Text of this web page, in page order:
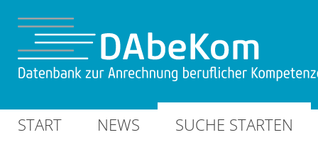
START NEWS SUCHE STARTEN